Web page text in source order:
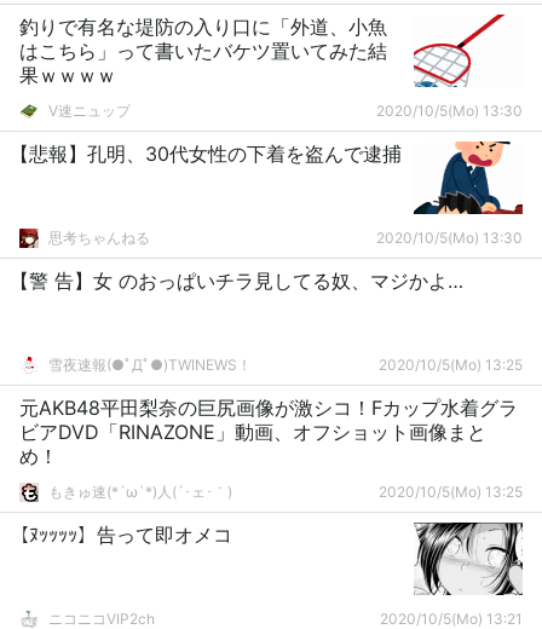
釣りで有名な堤防の入り口に「外道、小魚
はこちら」って書いたバケツ置いてみた結
果ｗｗｗｗ
V速ニュップ 2020/10/5(Mo) 13:30
【悲報】孔明、30代女性の下着を盗んで逮捕
思考ちゃんねる 2020/10/5(Mo) 13:30
【警 告】女 のおっぱいチラ見してる奴、マジかよ…
雪夜速報(●ﾟДﾟ●)TWINEWS！ 2020/10/5(Mo) 13:25
元AKB48平田梨奈の巨尻画像が激シコ！Fカップ水着グラ
ビアDVD「RINAZONE」動画、オフショット画像まと
め！
もきゅ速(*´ω`*)人(´･ェ･｀) 2020/10/5(Mo) 13:25
【ﾇｯｯｯｯ】告って即オメコ
ニコニコVIP2ch 2020/10/5(Mo) 13:21